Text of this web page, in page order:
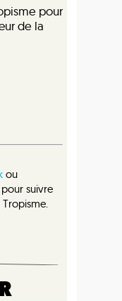
pour
de la
ou
suivre
Tropisme.